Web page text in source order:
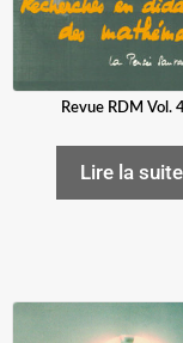
Revue RDM Vol.
Lire la suite